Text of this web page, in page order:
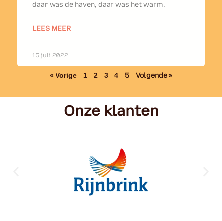
daar was de haven, daar was het warm.
LEES MEER
15 juli 2022
« Vorige 1 2 3 4 5 Volgende »
Onze klanten